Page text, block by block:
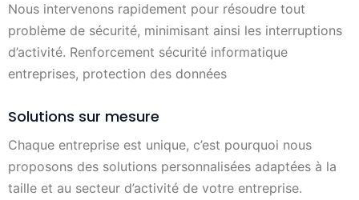
Nous intervenons rapidement pour résoudre tout
problème de sécurité, minimisant ainsi les interruptions
d’activité. Renforcement sécurité informatique
entreprises, protection des données
Solutions sur mesure
Chaque entreprise est unique, c’est pourquoi nous
proposons des solutions personnalisées adaptées à la
taille et au secteur d’activité de votre entreprise.